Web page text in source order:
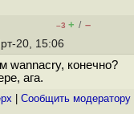
–3 + / –
20, 15:06
wannacry, конечно?
ага.
Cообщить модератору